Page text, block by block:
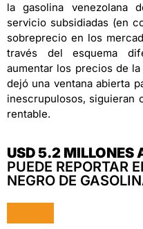
la gasolina venezolana
servicio subsidiadas (en
sobreprecio en los
través del esquema
aumentar los precios de
dejó una ventana abierta
inescrupulosos, siguieran
rentable.
USD 5.2 MILLONES
PUEDE REPORTAR
NEGRO DE